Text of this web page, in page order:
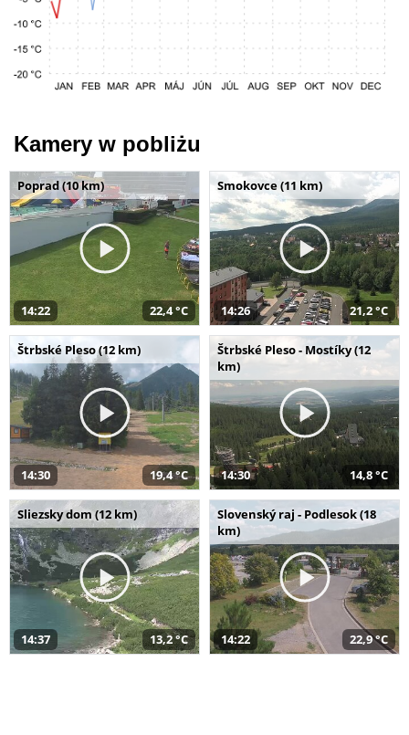
Kamery w pobliżu
Poprad (10 km)
14:22 22,4 °C
Smokovce (11 km)
14:26 21,2 °C
Štrbské Pleso (12 km)
14:30 19,4 °C
Štrbské Pleso - Mostíky (12
km)
14:30 14,8 °C
Sliezsky dom (12 km)
14:37 13,2 °C
Slovenský raj - Podlesok (18
km)
14:22 22,9 °C